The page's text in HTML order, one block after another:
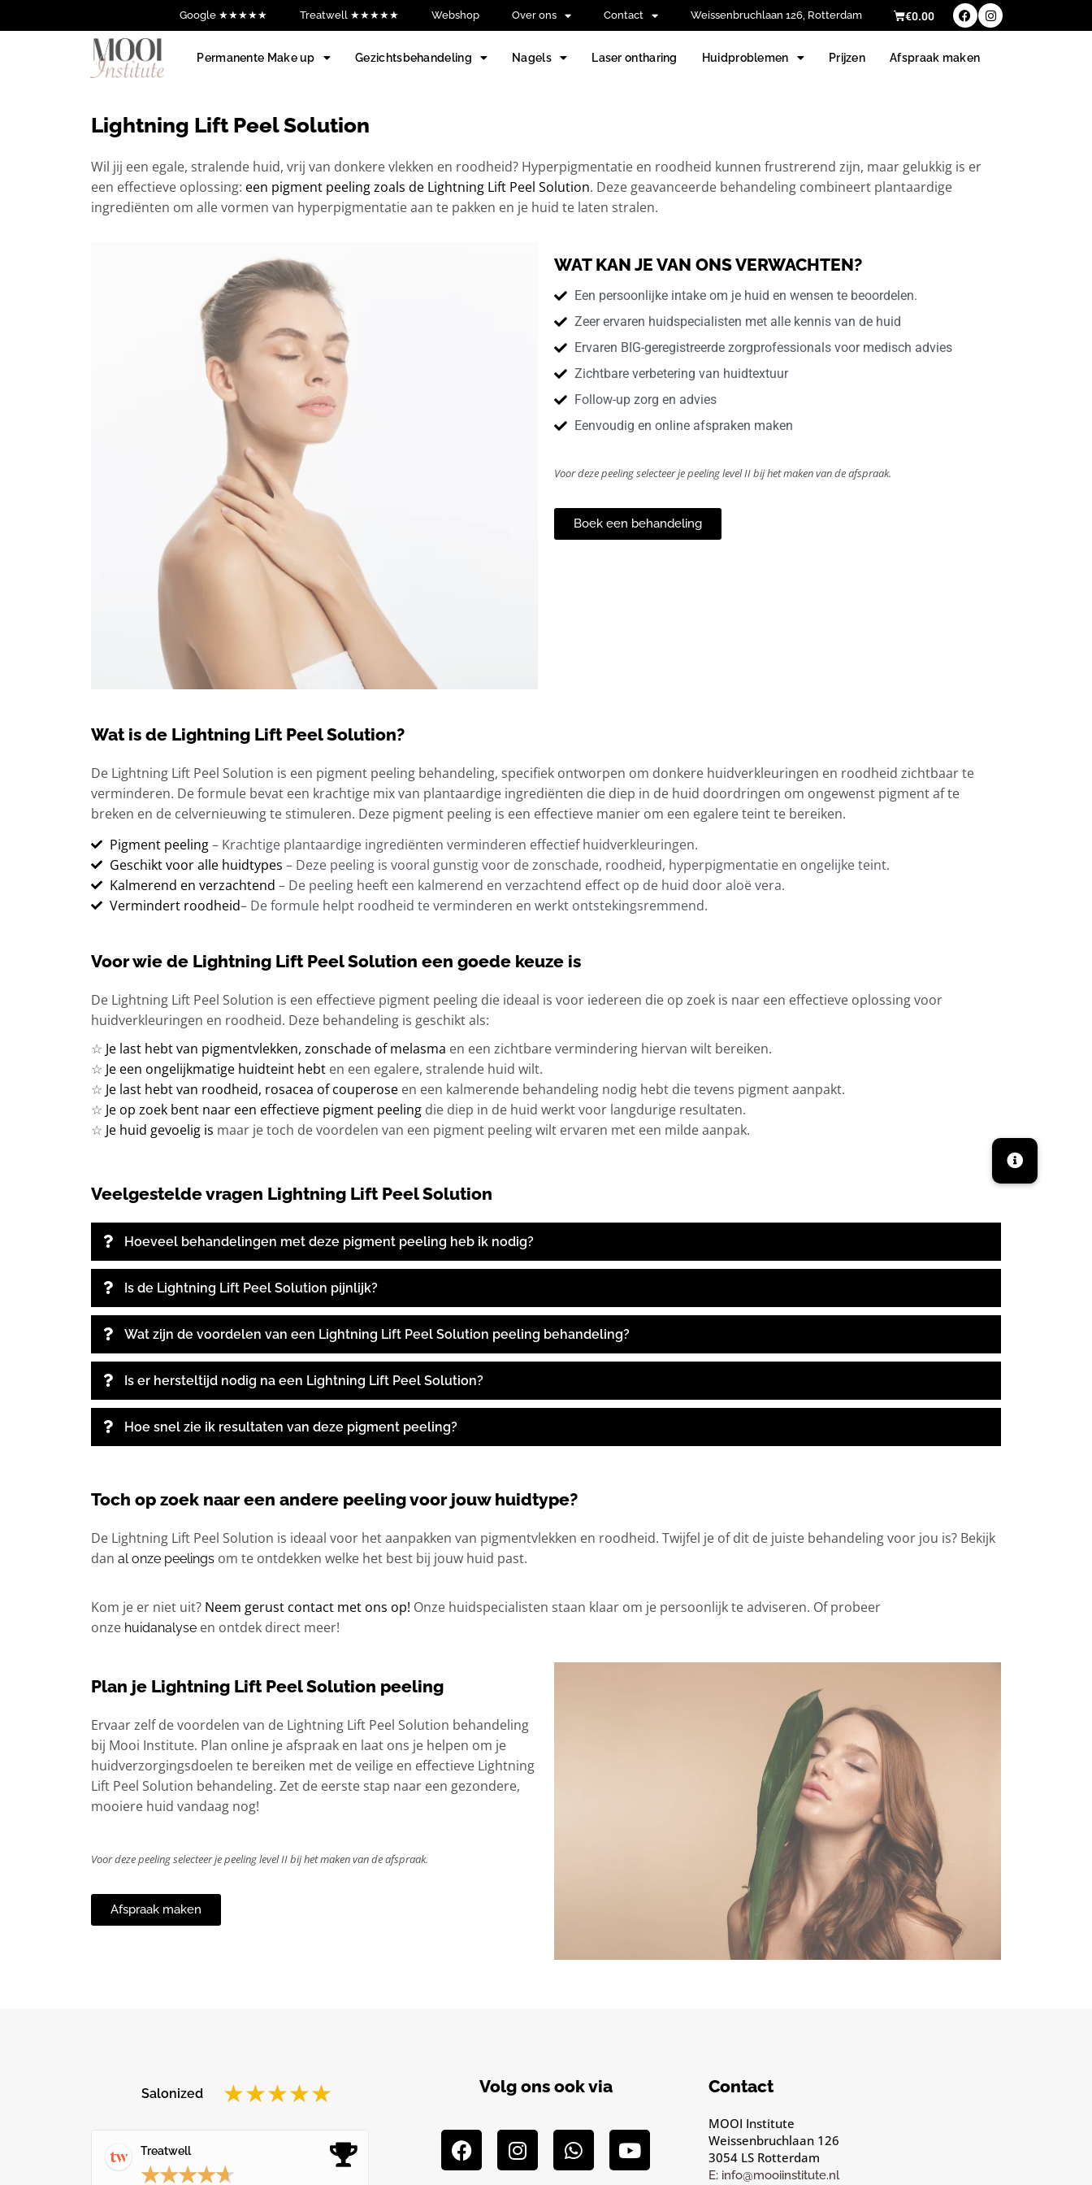
Google ★★★★★ Treatwell ★★★★★ Webshop Over ons Contact Weissenbruchlaan 126, Rotterdam €0.00
Permanente Make up Gezichtsbehandeling Nagels Laser ontharing Huidproblemen Prijzen Afspraak maken
Lightning Lift Peel Solution
Wil jij een egale, stralende huid, vrij van donkere vlekken en roodheid? Hyperpigmentatie en roodheid kunnen frustrerend zijn, maar gelukkig is er
een effectieve oplossing: een pigment peeling zoals de Lightning Lift Peel Solution. Deze geavanceerde behandeling combineert plantaardige
ingrediënten om alle vormen van hyperpigmentatie aan te pakken en je huid te laten stralen.
WAT KAN JE VAN ONS VERWACHTEN?
Een persoonlijke intake om je huid en wensen te beoordelen.
Zeer ervaren huidspecialisten met alle kennis van de huid
Ervaren BIG-geregistreerde zorgprofessionals voor medisch advies
Zichtbare verbetering van huidtextuur
Follow-up zorg en advies
Eenvoudig en online afspraken maken
Voor deze peeling selecteer je peeling level II bij het maken van de afspraak.
Boek een behandeling
Wat is de Lightning Lift Peel Solution?
De Lightning Lift Peel Solution is een pigment peeling behandeling, specifiek ontworpen om donkere huidverkleuringen en roodheid zichtbaar te
verminderen. De formule bevat een krachtige mix van plantaardige ingrediënten die diep in de huid doordringen om ongewenst pigment af te
breken en de celvernieuwing te stimuleren. Deze pigment peeling is een effectieve manier om een egalere teint te bereiken.
Pigment peeling– Krachtige plantaardige ingrediënten verminderen effectief huidverkleuringen.
Geschikt voor alle huidtypes – Deze peeling is vooral gunstig voor de zonschade, roodheid, hyperpigmentatie en ongelijke teint.
Kalmerend en verzachtend – De peeling heeft een kalmerend en verzachtend effect op de huid door aloë vera.
Vermindert roodheid– De formule helpt roodheid te verminderen en werkt ontstekingsremmend.
Voor wie de Lightning Lift Peel Solution een goede keuze is
De Lightning Lift Peel Solution is een effectieve pigment peeling die ideaal is voor iedereen die op zoek is naar een effectieve oplossing voor
huidverkleuringen en roodheid. Deze behandeling is geschikt als:
☆ Je last hebt van pigmentvlekken, zonschade of melasma en een zichtbare vermindering hiervan wilt bereiken.
☆ Je een ongelijkmatige huidteint hebt en een egalere, stralende huid wilt.
☆ Je last hebt van roodheid, rosacea of couperose en een kalmerende behandeling nodig hebt die tevens pigment aanpakt.
☆ Je op zoek bent naar een effectieve pigment peeling die diep in de huid werkt voor langdurige resultaten.
☆ Je huid gevoelig is maar je toch de voordelen van een pigment peeling wilt ervaren met een milde aanpak.
Veelgestelde vragen Lightning Lift Peel Solution
Hoeveel behandelingen met deze pigment peeling heb ik nodig?
Is de Lightning Lift Peel Solution pijnlijk?
Wat zijn de voordelen van een Lightning Lift Peel Solution peeling behandeling?
Is er hersteltijd nodig na een Lightning Lift Peel Solution?
Hoe snel zie ik resultaten van deze pigment peeling?
Toch op zoek naar een andere peeling voor jouw huidtype?
De Lightning Lift Peel Solution is ideaal voor het aanpakken van pigmentvlekken en roodheid. Twijfel je of dit de juiste behandeling voor jou is? Bekijk
dan al onze peelings om te ontdekken welke het best bij jouw huid past.
Kom je er niet uit? Neem gerust contact met ons op! Onze huidspecialisten staan klaar om je persoonlijk te adviseren. Of probeer
onze huidanalyse en ontdek direct meer!
Plan je Lightning Lift Peel Solution peeling
Ervaar zelf de voordelen van de Lightning Lift Peel Solution behandeling
bij Mooi Institute. Plan online je afspraak en laat ons je helpen om je
huidverzorgingsdoelen te bereiken met de veilige en effectieve Lightning
Lift Peel Solution behandeling. Zet de eerste stap naar een gezondere,
mooiere huid vandaag nog!
Voor deze peeling selecteer je peeling level II bij het maken van de afspraak.
Afspraak maken
Salonized ★★★★★
Treatwell
★★★★★
Volg ons ook via Contact
MOOI Institute
Weissenbruchlaan 126
3054 LS Rotterdam
E: info@mooiinstitute.nl